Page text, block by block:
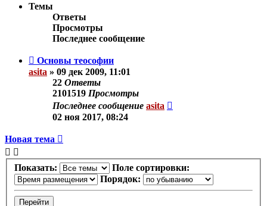
Темы
Ответы
Просмотры
Последнее сообщение
Основы теософии
asita » 09 дек 2009, 11:01
22 Ответы
2101519 Просмотры
Последнее сообщение asita
02 ноя 2017, 08:24
Новая тема
Показать:
Поле сортировки:
Порядок: